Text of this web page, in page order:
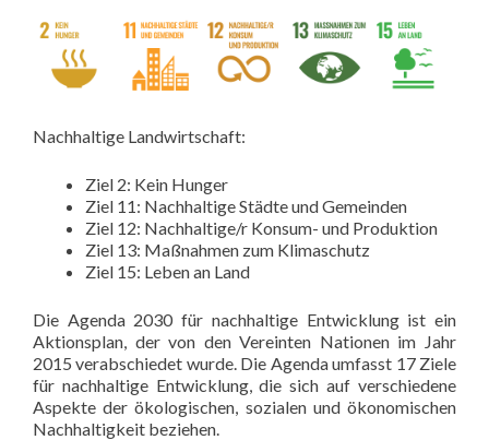
Nachhaltige Landwirtschaft:
Ziel 2: Kein Hunger
Ziel 11: Nachhaltige Städte und Gemeinden
Ziel 12: Nachhaltige/r Konsum- und Produktion
Ziel 13: Maßnahmen zum Klimaschutz
Ziel 15: Leben an Land
Die Agenda 2030 für nachhaltige Entwicklung ist ein
Aktionsplan, der von den Vereinten Nationen im Jahr
2015 verabschiedet wurde. Die Agenda umfasst 17 Ziele
für nachhaltige Entwicklung, die sich auf verschiedene
Aspekte der ökologischen, sozialen und ökonomischen
Nachhaltigkeit beziehen.